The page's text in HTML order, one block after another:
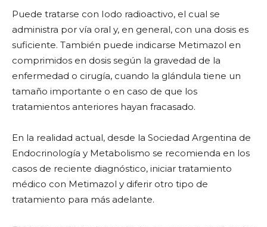
Puede tratarse con Iodo radioactivo, el cual se
administra por vía oral y, en general, con una dosis es
suficiente. También puede indicarse Metimazol en
comprimidos en dosis según la gravedad de la
enfermedad o cirugía, cuando la glándula tiene un
tamaño importante o en caso de que los
tratamientos anteriores hayan fracasado.
En la realidad actual, desde la Sociedad Argentina de
Endocrinología y Metabolismo se recomienda en los
casos de reciente diagnóstico, iniciar tratamiento
médico con Metimazol y diferir otro tipo de
tratamiento para más adelante.